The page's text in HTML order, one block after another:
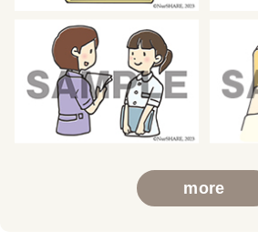
more